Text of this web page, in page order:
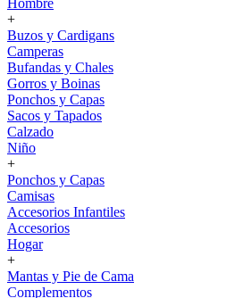
Hombre
+
Buzos y Cardigans
Camperas
Bufandas y Chales
Gorros y Boinas
Ponchos y Capas
Sacos y Tapados
Calzado
Niño
+
Ponchos y Capas
Camisas
Accesorios Infantiles
Accesorios
Hogar
+
Mantas y Pie de Cama
Complementos